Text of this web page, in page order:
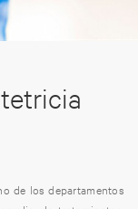
de los departamentos